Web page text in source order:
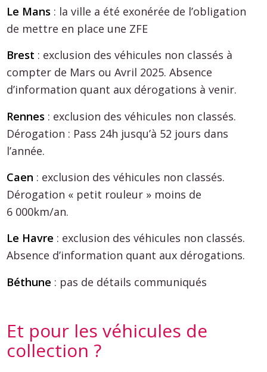
Le Mans : la ville a été exonérée de l’obligation
de mettre en place une ZFE
Brest : exclusion des véhicules non classés à
compter de Mars ou Avril 2025. Absence
d’information quant aux dérogations à venir.
Rennes : exclusion des véhicules non classés.
Dérogation : Pass 24h jusqu’à 52 jours dans
l’année.
Caen : exclusion des véhicules non classés.
Dérogation « petit rouleur » moins de
6 000km/an.
Le Havre : exclusion des véhicules non classés.
Absence d’information quant aux dérogations.
Béthune : pas de détails communiqués
Et pour les véhicules de
collection ?